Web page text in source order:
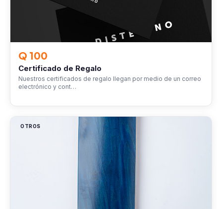
Q 100
Certificado de Regalo
Nuestros certificados de regalo llegan por medio de un correo
electrónico y cont…
OTROS